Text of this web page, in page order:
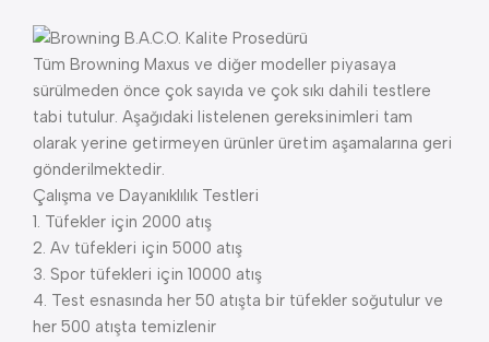
Tüm Browning Maxus ve diğer modeller piyasaya
sürülmeden önce çok sayıda ve çok sıkı dahili testlere
tabi tutulur. Aşağıdaki listelenen gereksinimleri tam
olarak yerine getirmeyen ürünler üretim aşamalarına geri
gönderilmektedir.
Çalışma ve Dayanıklılık Testleri
1. Tüfekler için 2000 atış
2. Av tüfekleri için 5000 atış
3. Spor tüfekleri için 10000 atış
4. Test esnasında her 50 atışta bir tüfekler soğutulur ve
her 500 atışta temizlenir